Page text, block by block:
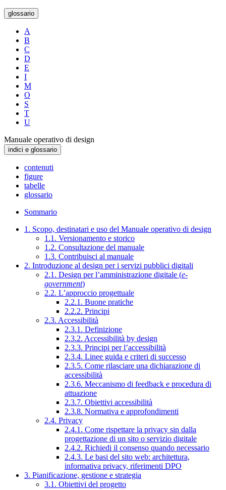
glossario
A
B
C
D
E
I
M
O
S
T
U
Manuale operativo di design
indici e glossario
contenuti
figure
tabelle
glossario
Sommario
1. Scopo, destinatari e uso del Manuale operativo di design
1.1. Versionamento e storico
1.2. Consultazione del manuale
1.3. Contribuisci al manuale
2. Introduzione al design per i servizi pubblici digitali
2.1. Design per l’amministrazione digitale (e-
government)
2.2. L’approccio progettuale
2.2.1. Buone pratiche
2.2.2. Principi
2.3. Accessibilità
2.3.1. Definizione
2.3.2. Accessibilità by design
2.3.3. Principi per l’accessibilità
2.3.4. Linee guida e criteri di successo
2.3.5. Come rilasciare una dichiarazione di
accessibilità
2.3.6. Meccanismo di feedback e procedura di
attuazione
2.3.7. Obiettivi accessibilità
2.3.8. Normativa e approfondimenti
2.4. Privacy
2.4.1. Come rispettare la privacy sin dalla
progettazione di un sito o servizio digitale
2.4.2. Richiedi il consenso quando necessario
2.4.3. Le basi del sito web: architettura,
informativa privacy, riferimenti DPO
3. Pianificazione, gestione e strategia
3.1. Obiettivi del progetto